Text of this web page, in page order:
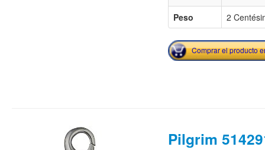
Peso
2
Comprar el producto
Pilgrim